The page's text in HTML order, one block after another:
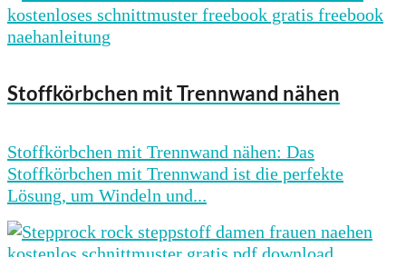
Stoffkörbchen mit Trennwand nähen
Stoffkörbchen mit Trennwand nähen: Das
Stoffkörbchen mit Trennwand ist die perfekte
Lösung, um Windeln und...